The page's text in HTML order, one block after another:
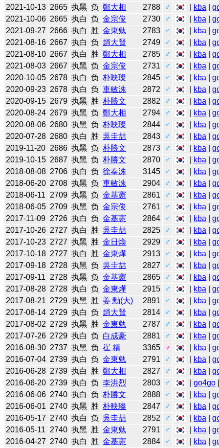
2021-10-13 2665 执黑 负 鄭大相 2788 ♂ kba |
2021-10-06 2665 执白 负 金宗俊 2730 ♂ kba |
2021-09-27 2666 执白 胜 金東勉 2783 ♂ kba |
2021-08-16 2667 执白 负 趙大賢 2749 ♂ kba |
2021-08-10 2667 执白 胜 鄭大相 2785 ♂ kba |
2021-08-03 2667 执黑 负 金宗俊 2731 ♂ kba |
2020-10-05 2678 执白 负 朴映璨 2845 ♂ kba |
2020-09-23 2678 执白 负 車敏洙 2872 ♂ kba |
2020-09-15 2679 执黑 胜 朴勝文 2882 ♂ kba |
2020-08-24 2679 执黑 负 鄭大相 2794 ♂ kba |
2020-08-06 2680 执黑 负 朴映璨 2844 ♂ kba |
2020-07-28 2680 执白 胜 吳圭喆 2843 ♂ kba |
2019-11-20 2686 执黑 负 朴勝文 2873 ♂ kba |
2019-10-15 2687 执黑 负 朴勝文 2870 ♂ kba |
2018-08-08 2706 执白 负 徐奉洙 3145 ♂ kba |
2018-06-20 2708 执黑 负 車敏洙 2904 ♂ kba |
2018-06-11
2709 执黑 负 金基憲 2861 ♂ kba |
2018-06-05 2709 执黑 负 金宗俊 2761 ♂ kba |
2017-11-09 2726 执白 负 金基憲 2864 ♂ kba |
2017-10-26 2727 执白 胜 吳圭喆 2825 ♂ kba |
2017-10-23 2727 执黑 胜 金日煥 2929 ♂ kba |
2017-10-18 2727 执白 胜 金東燁 2913 ♂ kba |
2017-09-18 2728 执黑 负 吳圭喆 2827 ♂ kba |
2017-09-11
2728 执黑 负 金基憲 2865 ♂ kba |
2017-08-28 2728 执白 负 金東燁 2915 ♂ kba |
2017-08-21 2729 执黑 胜 姜 勳(大) 2891 ♂ kba |
2017-08-14 2729 执白 负 趙大賢 2814 ♂ kba |
2017-08-02 2729 执黑 胜 金東勉 2787 ♂ kba |
2017-07-26 2729 执白 负 白成豪 2881 ♂ kba |
2016-08-30 2737 执黑 负 崔 精 3365 ♀ kba |
2016-07-04 2739 执白 负 金東勉 2791 ♂ kba |
2016-06-28 2739 执白 胜 鄭大相 2827 ♂ kba |
2016-06-20 2739 执白 负 李洪烈 2803 ♂ |go4go
2016-06-06 2740 执白 负 朴勝文 2888 ♂ kba |
2016-06-01 2740 执黑 胜 朴映璨 2847 ♂ kba |
2016-05-17 2740 执白 负 吳圭喆 2852 ♂ kba |
2016-05-11
2740 执黑 胜 金東勉 2791 ♂ kba |
2016-04-27 2740 执白 胜 金基憲 2884 ♂ kba |